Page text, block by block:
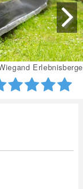
Erlebnisberge